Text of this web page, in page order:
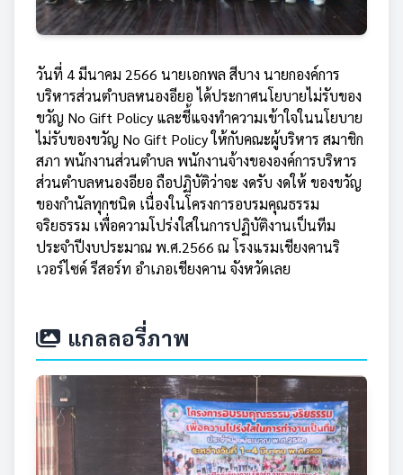
วันที่ 4 มีนาคม 2566 นายเอกพล สีบาง นายกองค์การ
บริหารส่วนตำบลหนองอียอ ได้ประกาศนโยบายไม่รับของ
ขวัญ No Gift Policy และชี้แจงทำความเข้าใจในนโยบาย
ไม่รับของขวัญ No Gift Policy ให้กับคณะผู้บริหาร สมาชิก
สภา พนักงานส่วนตำบล พนักงานจ้างขององค์การบริหาร
ส่วนตำบลหนองอียอ ถือปฏิบัติว่าจะ งดรับ งดให้ ของขวัญ
ของกำนัลทุกชนิด เนื่องในโครงการอบรมคุณธรรม
จริยธรรม เพื่อความโปร่งใสในการปฏิบัติงานเป็นทีม
ประจำปีงบประมาณ พ.ศ.2566 ณ โรงแรมเชียงคานริ
เวอร์ไซด์ รีสอร์ท อำเภอเชียงคาน จังหวัดเลย
แกลลอรี่ภาพ